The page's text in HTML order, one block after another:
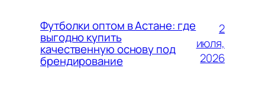
Футболки оптом в Астане: где
выгодно купить
качественную основу под
брендирование
2
июля,
2026